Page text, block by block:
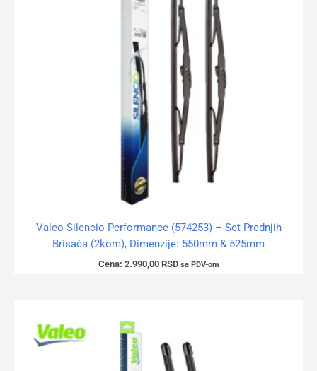
Valeo Silencio Performance (574253) – Set Prednjih
Brisača (2kom), Dimenzije: 550mm & 525mm
Cena: 2.990,00 RSD sa PDV-om